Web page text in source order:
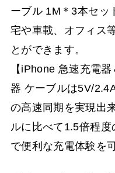
ーブル 1M＊3本セッ
宅や車載、オフィス
とができます。
【iPhone 急速充電
器 ケーブルは5V/
の高速同期を実現出
ルに比べて1.5倍程
で便利な充電体験を